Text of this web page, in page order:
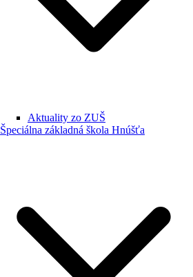
Aktuality zo ZUŠ
Špeciálna základná škola Hnúšťa